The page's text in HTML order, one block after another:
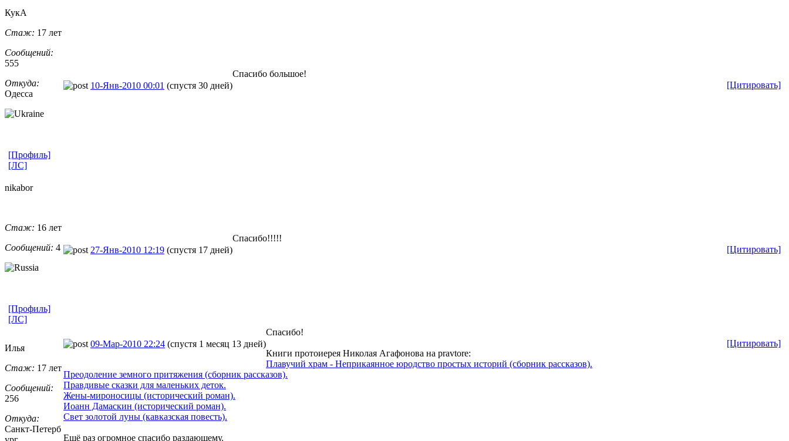
КукА
Стаж: 17 лет
Сообщений:
555
Откуда:
Одесса
10-Янв-2010 00:01 (спустя 30 дней) [Цитировать]
Спасибо большое!
[Профиль]
[ЛС]
nikabor
Стаж: 16 лет
Сообщений: 4 27-Янв-2010 12:19 (спустя 17 дней) [Цитировать]
Спасибо!!!!!
[Профиль]
[ЛС]
Илья
Стаж: 17 лет
Сообщений:
256
Откуда:
Санкт-Петерб
09-Мар-2010 22:24 (спустя 1 месяц 13 дней) [Цитировать]
Спасибо!
Книги протоиерея Николая Агафонова на pravtore:
Плавучий храм - Неприкаянное юродство простых историй (сборник рассказов).
Преодоление земного притяжения (сборник рассказов).
Правдивые сказки для маленьких деток.
Жены-мироносицы (исторический роман).
Иоанн Дамаскин (исторический роман).
Свет золотой луны (кавказская повесть).
Ещё раз огромное спасибо раздающему.